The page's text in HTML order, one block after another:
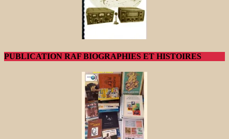
PUBLICATION RAF BIOGRAPHIES ET HISTOIRES